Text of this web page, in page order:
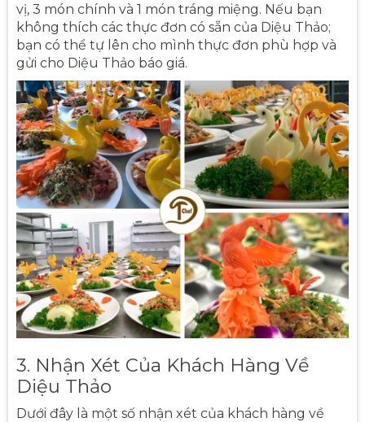
vị, 3 món chính và 1 món tráng miệng. Nếu bạn
không thích các thực đơn có sẵn của Diệu Thảo;
bạn có thể tự lên cho mình thực đơn phù hợp và
gửi cho Diệu Thảo báo giá.
3. Nhận Xét Của Khách Hàng Về
Diệu Thảo
Dưới đây là một số nhận xét của khách hàng về